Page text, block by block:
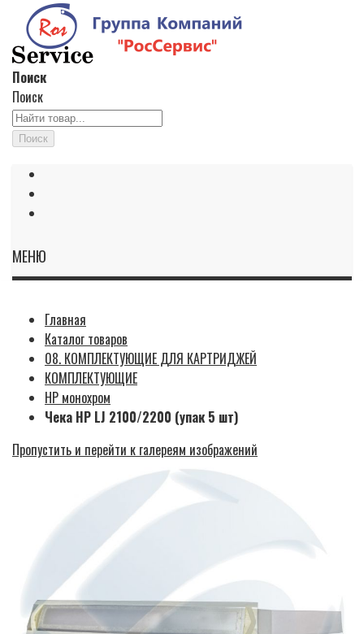
Поиск
Поиск
Поиск
МЕНЮ
Главная
Каталог товаров
08. КОМПЛЕКТУЮЩИЕ ДЛЯ КАРТРИДЖЕЙ
КОМПЛЕКТУЮЩИЕ
HP монохром
Чека HP LJ 2100/2200 (упак 5 шт)
Пропустить и перейти к галереям изображений